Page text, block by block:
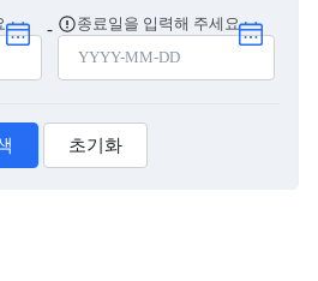
달력 열기
- 종료일을 입력해 주세요
조회
종료날짜
달력 열
초기화